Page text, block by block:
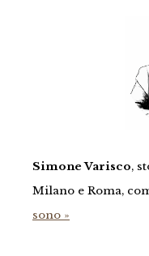
Simone Varisco,
Milano e Roma,
sono »